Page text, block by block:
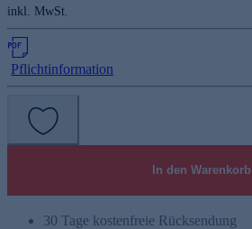
inkl. MwSt.
Pflichtinformation
In den Warenkorb
30 Tage kostenfreie Rücksendung